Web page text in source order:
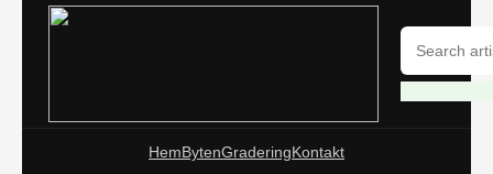
HemBytenGraderingKontakt